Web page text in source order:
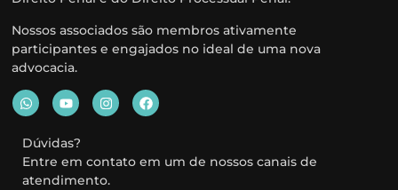
Nossos associados são membros ativamente
participantes e engajados no ideal de uma nova
advocacia.
Dúvidas?
Entre em contato em um de nossos canais de
atendimento.